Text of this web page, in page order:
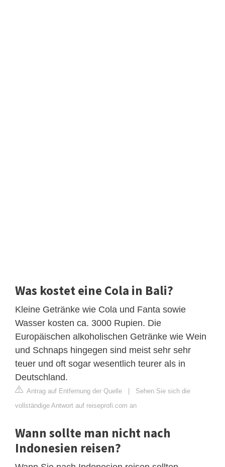
Was kostet eine Cola in Bali?
Kleine Getränke wie Cola und Fanta sowie
Wasser kosten ca. 3000 Rupien. Die
Europäischen alkoholischen Getränke wie Wein
und Schnaps hingegen sind meist sehr sehr
teuer und oft sogar wesentlich teurer als in
Deutschland.
Antrag auf Entfernung der Quelle | Sehen Sie sich die
vollständige Antwort auf reiseprofi.com an
Wann sollte man nicht nach
Indonesien reisen?